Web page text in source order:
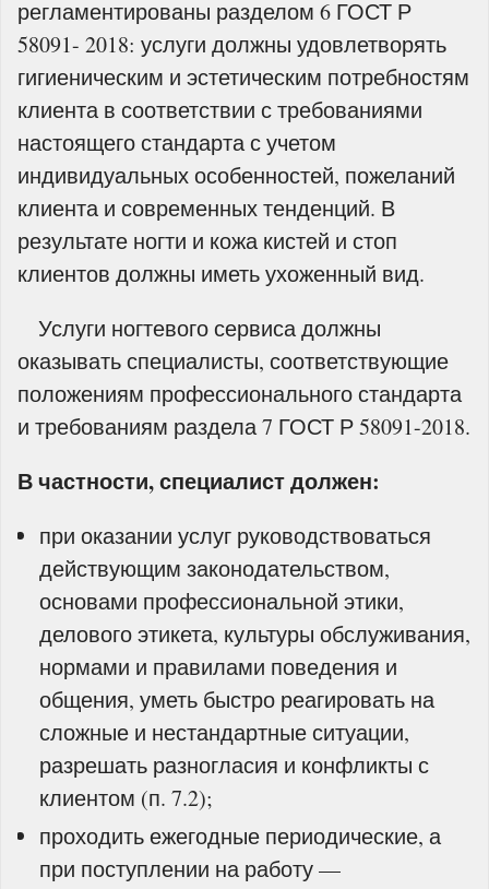
регламентированы разделом 6 ГОСТ Р
58091- 2018: услуги должны удовлетворять
гигиеническим и эстетическим потребностям
клиента в соответствии с требованиями
настоящего стандарта с учетом
индивидуальных особенностей, пожеланий
клиента и современных тенденций. В
результате ногти и кожа кистей и стоп
клиентов должны иметь ухоженный вид.
Услуги ногтевого сервиса должны
оказывать специалисты, соответствующие
положениям профессионального стандарта
и требованиям раздела 7 ГОСТ Р 58091-2018.
В частности, специалист должен:
при оказании услуг руководствоваться
действующим законодательством,
основами профессиональной этики,
делового этикета, культуры обслуживания,
нормами и правилами поведения и
общения, уметь быстро реагировать на
сложные и нестандартные ситуации,
разрешать разногласия и конфликты с
клиентом (п. 7.2);
проходить ежегодные периодические, а
при поступлении на работу —